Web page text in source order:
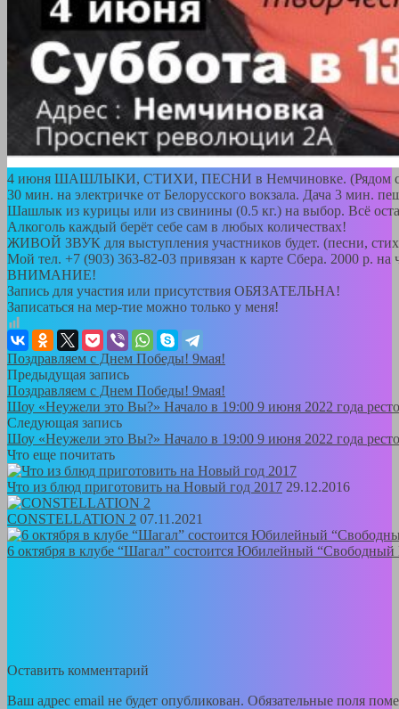
4 июня ШАШЛЫКИ, СТИХИ, ПЕСНИ в Немчиновке. (Рядом
30 мин. на электричке от Белорусского вокзала. Дача 3 мин.
Шашлык из курицы или из свинины (0.5 кг.) на выбор. Всё
Алкоголь каждый берёт себе сам в любых количествах!
ЖИВОЙ ЗВУК для выступления участников будет. (песни,
Мой тел. +7 (903) 363-82-03 привязан к карте Сбера. 2000 р. на
ВНИМАНИЕ!
Запись для участия или присутствия ОБЯЗАТЕЛЬНА!
Записаться на мер-тие можно только у меня!
Поздравляем с Днем Победы! 9мая!
Предыдущая запись
Поздравляем с Днем Победы! 9мая!
Шоу «Неужели это Вы?» Начало в 19:00 9 июня 2022 года
Следующая запись
Шоу «Неужели это Вы?» Начало в 19:00 9 июня 2022 года
Что еще почитать
Что из блюд приготовить на Новый год 2017 29.12.2016
CONSTELLATION 2 07.11.2021
6 октября в клубе “Шагал” состоится Юбилейный
Оставить комментарий
Ваш адрес email не будет опубликован. Обязательные поля